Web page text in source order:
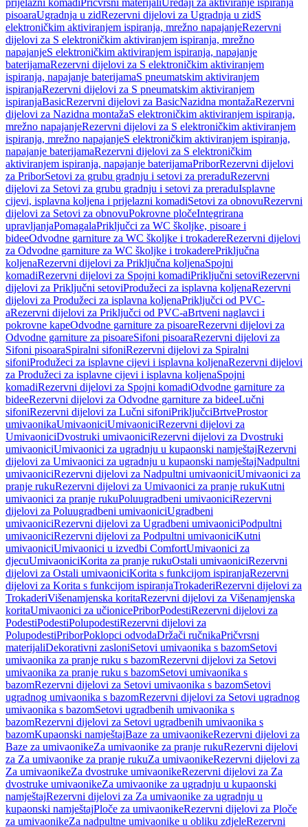
prijelazni komadiPričvrsni materijaliUređaji za aktiviranje ispiranja
pisoaraUgradnja u zidRezervni dijelovi za Ugradnja u zidS
elektroničkim aktiviranjem ispiranja, mrežno napajanjeRezervni
dijelovi za S elektroničkim aktiviranjem ispiranja, mrežno
napajanjeS elektroničkim aktiviranjem ispiranja, napajanje
baterijamaRezervni dijelovi za S elektroničkim aktiviranjem
ispiranja, napajanje baterijamaS pneumatskim aktiviranjem
ispiranjaRezervni dijelovi za S pneumatskim aktiviranjem
ispiranjaBasicRezervni dijelovi za BasicNazidna montažaRezervni
dijelovi za Nazidna montažaS elektroničkim aktiviranjem ispiranja,
mrežno napajanjeRezervni dijelovi za S elektroničkim aktiviranjem
ispiranja, mrežno napajanjeS elektroničkim aktiviranjem ispiranja,
napajanje baterijamaRezervni dijelovi za S elektroničkim
aktiviranjem ispiranja, napajanje baterijamaPriborRezervni dijelovi
za PriborSetovi za grubu gradnju i setovi za preraduRezervni
dijelovi za Setovi za grubu gradnju i setovi za preraduIsplavne
cijevi, isplavna koljena i prijelazni komadiSetovi za obnovuRezervni
dijelovi za Setovi za obnovuPokrovne pločeIntegrirana
upravljanjaPomagalaPriključci za WC školjke, pisoare i
bideeOdvodne garniture za WC školjke i trokadereRezervni dijelovi
za Odvodne garniture za WC školjke i trokaderePriključna
koljenaRezervni dijelovi za Priključna koljenaSpojni
komadiRezervni dijelovi za Spojni komadiPriključni setoviRezervni
dijelovi za Priključni setoviProdužeci za isplavna koljenaRezervni
dijelovi za Produžeci za isplavna koljenaPriključci od PVC-
aRezervni dijelovi za Priključci od PVC-aBrtveni naglavci i
pokrovne kapeOdvodne garniture za pisoareRezervni dijelovi za
Odvodne garniture za pisoareSifoni pisoaraRezervni dijelovi za
Sifoni pisoaraSpiralni sifoniRezervni dijelovi za Spiralni
sifoniProdužeci za isplavne cijevi i isplavna koljenaRezervni dijelovi
za Produžeci za isplavne cijevi i isplavna koljenaSpojni
komadiRezervni dijelovi za Spojni komadiOdvodne garniture za
bideeRezervni dijelovi za Odvodne garniture za bideeLučni
sifoniRezervni dijelovi za Lučni sifoniPriključciBrtveProstor
umivaonikaUmivaoniciUmivaoniciRezervni dijelovi za
UmivaoniciDvostruki umivaoniciRezervni dijelovi za Dvostruki
umivaoniciUmivaonici za ugradnju u kupaonski namještajRezervni
dijelovi za Umivaonici za ugradnju u kupaonski namještajNadpultni
umivaoniciRezervni dijelovi za Nadpultni umivaoniciUmivaonici za
pranje rukuRezervni dijelovi za Umivaonici za pranje rukuKutni
umivaonici za pranje rukuPoluugradbeni umivaoniciRezervni
dijelovi za Poluugradbeni umivaoniciUgradbeni
umivaoniciRezervni dijelovi za Ugradbeni umivaoniciPodpultni
umivaoniciRezervni dijelovi za Podpultni umivaoniciKutni
umivaoniciUmivaonici u izvedbi ComfortUmivaonici za
djecuUmivaoniciKorita za pranje rukuOstali umivaoniciRezervni
dijelovi za Ostali umivaoniciKorita s funkcijom ispiranjaRezervni
dijelovi za Korita s funkcijom ispiranjaTrokaderiRezervni dijelovi za
TrokaderiVišenamjenska koritaRezervni dijelovi za Višenamjenska
koritaUmivaonici za učionicePriborPodestiRezervni dijelovi za
PodestiPodestiPolupodestiRezervni dijelovi za
PolupodestiPriborPoklopci odvodaDržači ručnikaPričvrsni
materijaliDekorativni zasloniSetovi umivaonika s bazomSetovi
umivaonika za pranje ruku s bazomRezervni dijelovi za Setovi
umivaonika za pranje ruku s bazomSetovi umivaonika s
bazomRezervni dijelovi za Setovi umivaonika s bazomSetovi
ugradnog umivaonika s bazomRezervni dijelovi za Setovi ugradnog
umivaonika s bazomSetovi ugradbenih umivaonika s
bazomRezervni dijelovi za Setovi ugradbenih umivaonika s
bazomKupaonski namještajBaze za umivaonikeRezervni dijelovi za
Baze za umivaonikeZa umivaonike za pranje rukuRezervni dijelovi
za Za umivaonike za pranje rukuZa umivaonikeRezervni dijelovi za
Za umivaonikeZa dvostruke umivaonikeRezervni dijelovi za Za
dvostruke umivaonikeZa umivaonike za ugradnju u kupaonski
namještajRezervni dijelovi za Za umivaonike za ugradnju u
kupaonski namještajPloče za umivaonikeRezervni dijelovi za Ploče
za umivaonikeZa nadpultne umivaonike u obliku zdjeleRezervni